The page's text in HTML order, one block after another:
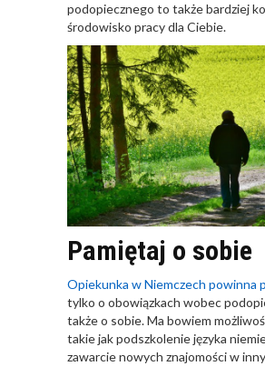
podopiecznego to także bardziej
środowisko pracy dla Ciebie.
Pamiętaj o sobie
Opiekunka w Niemczech powinna
tylko o obowiązkach wobec
także o sobie. Ma bowiem
takie jak podszkolenie języka
zawarcie nowych znajomości w